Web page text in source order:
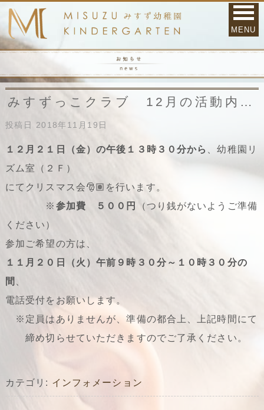
投稿日 2018年11月19日
１２月２１日（金）の午後１３時３０分から
、幼稚園リ
ズム室（２Ｆ）
にてクリスマス会🎅🏽を行います。
※ 参加費 ５００円
（つり銭がないようご準備
ください）
参加ご希望の方は、
１１月２０日（火）午前９時３０分～１０時３０分の
間
電話受付をお願いします。
※定員はありませんが、準備の都合上、上記時間にて
締め切らせていただきますのでご了承ください。
カテゴリ: インフォメーション
MENU